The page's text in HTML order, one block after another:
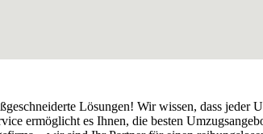
Lösungen! Wir wissen, dass jeder
ermöglicht es Ihnen, die besten